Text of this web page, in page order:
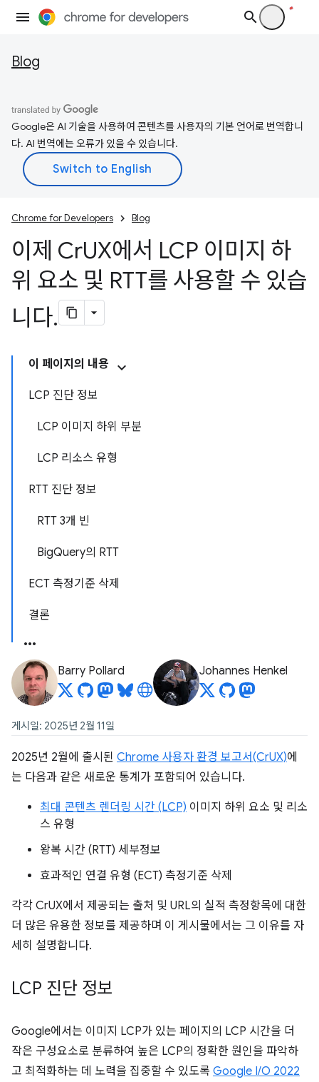
Blog
Google은 AI 기술을 사용하여 콘텐츠를 사용자의 기본 언어로 번역합니
다. AI 번역에는 오류가 있을 수 있습니다.
Chrome for Developers Blog
이제 CrUX에서 LCP 이미지 하
위 요소 및 RTT를 사용할 수 있습
니다.
이 페이지의 내용
LCP 진단 정보
LCP 이미지 하위 부분
LCP 리소스 유형
RTT 진단 정보
RTT 3개 빈
BigQuery의 RTT
ECT 측정기준 삭제
결론
Barry Pollard Johannes Henkel
게시일: 2025년 2월 11일
2025년 2월에 출시된 Chrome 사용자 환경 보고서(CrUX)에
는 다음과 같은 새로운 통계가 포함되어 있습니다.
최대 콘텐츠 렌더링 시간 (LCP) 이미지 하위 요소 및 리소
스 유형
왕복 시간 (RTT) 세부정보
효과적인 연결 유형 (ECT) 측정기준 삭제
각각 CrUX에서 제공되는 출처 및 URL의 실적 측정항목에 대한
더 많은 유용한 정보를 제공하며 이 게시물에서는 그 이유를 자
세히 설명합니다.
LCP 진단 정보
Google에서는 이미지 LCP가 있는 페이지의 LCP 시간을 더
작은 구성요소로 분류하여 높은 LCP의 정확한 원인을 파악하
고 최적화하는 데 노력을 집중할 수 있도록 Google I/O 2022